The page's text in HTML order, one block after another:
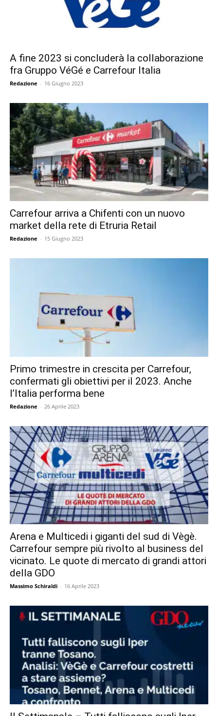
A fine 2023 si concluderà la collaborazione
fra Gruppo VéGé e Carrefour Italia
Redazione - 16 Giugno 2023
Carrefour arriva a Chifenti con un nuovo
market della rete di Etruria Retail
Redazione - 15 Giugno 2023
Primo trimestre in crescita per Carrefour,
confermati gli obiettivi per il 2023. Anche
l’Italia performa bene
Redazione - 26 Aprile 2023
Arena e Multicedi i giganti del sud di Vègè.
Carrefour sempre più rivolto al business del
vicinato. Le quote di mercato di grandi attori
della GDO
Massimo Schiraldi - 16 Aprile 2023